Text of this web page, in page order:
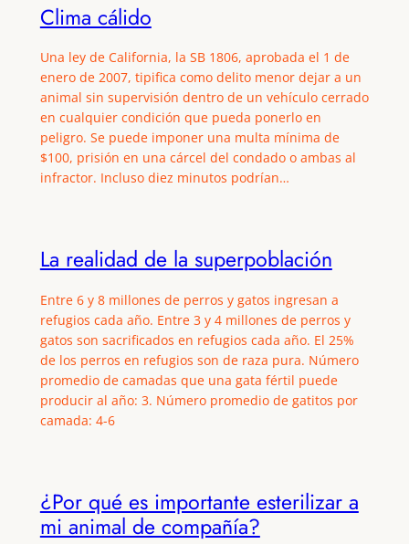
Clima cálido
Una ley de California, la SB 1806, aprobada el 1 de
enero de 2007, tipifica como delito menor dejar a un
animal sin supervisión dentro de un vehículo cerrado
en cualquier condición que pueda ponerlo en
peligro. Se puede imponer una multa mínima de
$100, prisión en una cárcel del condado o ambas al
infractor. Incluso diez minutos podrían…
La realidad de la superpoblación
Entre 6 y 8 millones de perros y gatos ingresan a
refugios cada año. Entre 3 y 4 millones de perros y
gatos son sacrificados en refugios cada año. El 25%
de los perros en refugios son de raza pura. Número
promedio de camadas que una gata fértil puede
producir al año: 3. Número promedio de gatitos por
camada: 4-6
¿Por qué es importante esterilizar a
mi animal de compañía?